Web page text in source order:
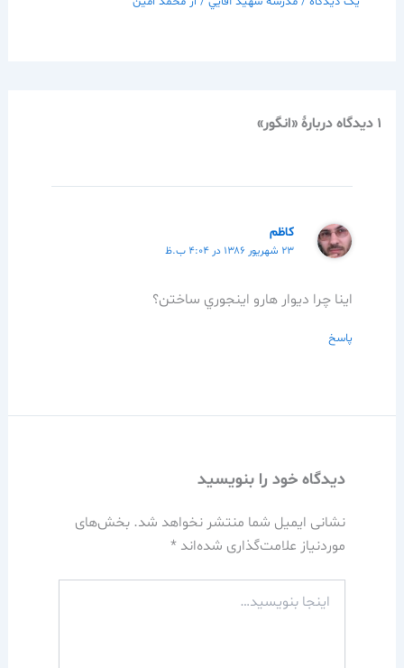
1 دیدگاه دربارهٔ «انگور»
كاظم
۲۳ شهریور ۱۳۸۶ در ۴:۰۴ ب.ظ
اينا چرا ديوار هارو اينجوري ساختن؟
پاسخ
دیدگاه‌ خود را بنویسید
نشانی ایمیل شما منتشر نخواهد شد. بخش‌های
موردنیاز علامت‌گذاری شده‌اند *
بنویسید…